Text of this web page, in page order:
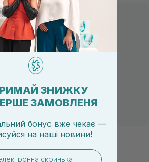
доставка від 3000 UAH
оплати
косметика
та лояльності
топ товари
від косметологів
ЗНИЖКУ
ЗАМОВЛЕНЯ
бонус вже чекає —
на наші новини!